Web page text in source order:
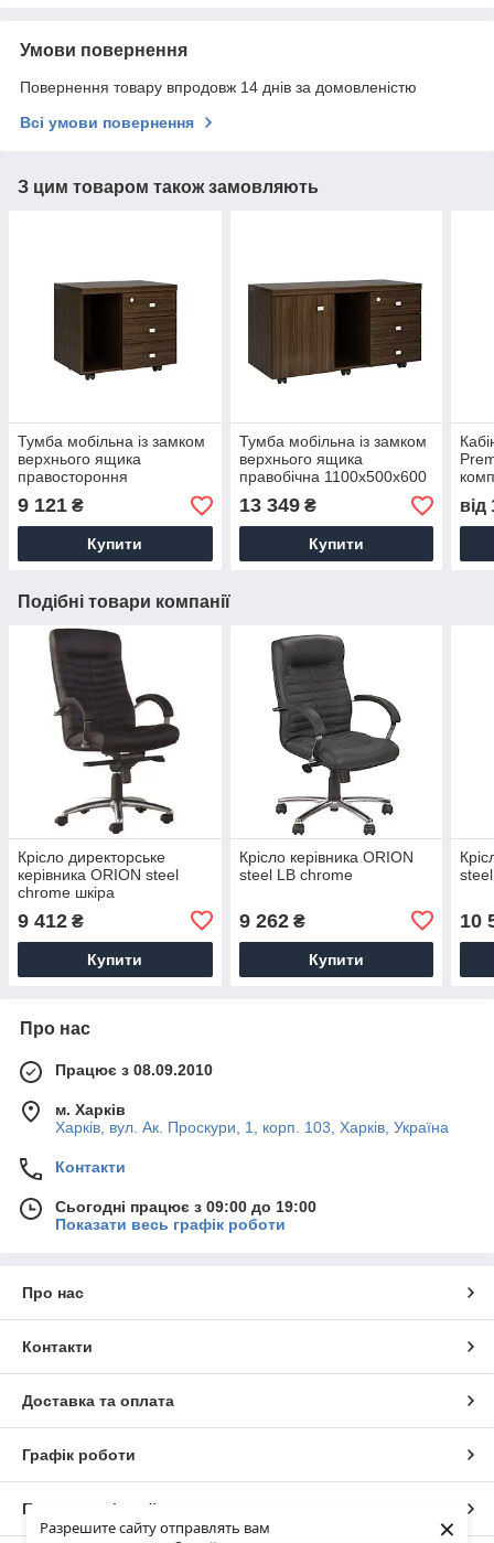
Разрешите сайту отправлять вам
×
Умови повернення
Повернення товару впродовж 14 днів за домовленістю
Всі умови повернення
З цим товаром також замовляють
Тумба мобільна із замком
верхнього ящика
правостороння
700x500x600 П407
9 121 ₴
Купити
Тумба мобільна із замком
верхнього ящика
правобічна 1100x500x600
П405
13 349₴
Купити
від
Подібні товари компанії
Крісло директорське
керівника ORION steel
chrome шкіра
9 412 ₴
Купити
Крісло керівника ORION
steel LB chrome
9 262₴
Купити
10
Про нас
Працює з 08.09.2010
м. Харків
Харків, вул. Ак. Проскури, 1, корп. 103, Харків, Україна
Контакти
Сьогодні працює з 09:00 до 19:00
Показати весь графік роботи
Про нас
Контакти
Доставка та оплата
Графік роботи
Повна версія сайту